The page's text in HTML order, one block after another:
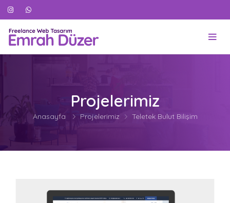
Projelerimiz
Anasayfa Projelerimiz Teletek Bulut Bilişim